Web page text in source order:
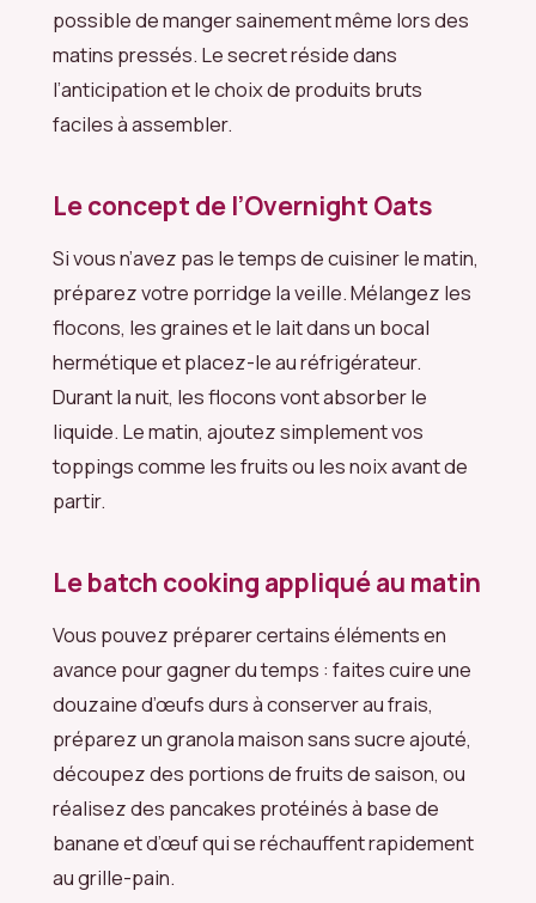
possible de manger sainement même lors des
matins pressés. Le secret réside dans
l’anticipation et le choix de produits bruts
faciles à assembler.
Le concept de l’Overnight Oats
Si vous n’avez pas le temps de cuisiner le matin,
préparez votre porridge la veille. Mélangez les
flocons, les graines et le lait dans un bocal
hermétique et placez-le au réfrigérateur.
Durant la nuit, les flocons vont absorber le
liquide. Le matin, ajoutez simplement vos
toppings comme les fruits ou les noix avant de
partir.
Le batch cooking appliqué au matin
Vous pouvez préparer certains éléments en
avance pour gagner du temps : faites cuire une
douzaine d’œufs durs à conserver au frais,
préparez un granola maison sans sucre ajouté,
découpez des portions de fruits de saison, ou
réalisez des pancakes protéinés à base de
banane et d’œuf qui se réchauffent rapidement
au grille-pain.